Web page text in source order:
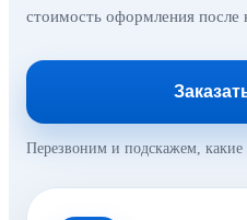
стоимость оформления после
Перезвоним и подскажем,